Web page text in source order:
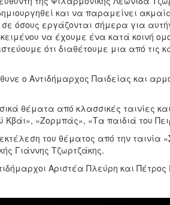
και να παραμείνει
όσους εργάζονται σήμερα για
να έχουμε ένα κατά κοινή
ότι διαθέτουμε μια από τις
ο Αντιδήμαρχος Παιδείας και
θέματα από κλασσικές ταινίες
«Ζορμπάς», «Τα παιδιά του
του θέματος από την ταινία
Γιάννης Τζωρτζάκης.
Αριστέα Πλεύρη και Πέτρος